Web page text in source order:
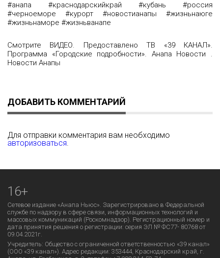
#анапа #краснодарскийкрай #кубань #россия
#черноеморе #курорт #новостианапы #жизньнаюге
#жизньнаморе #жизньванапе
Смотрите ВИДЕО. Предоставлено ТВ «39 КАНАЛ».
Программа «Городские подробности». Анапа Новости .
Новости Анапы
ДОБАВИТЬ КОММЕНТАРИЙ
Для отправки комментария вам необходимо
авторизоваться.
16+
Сетевое издание «Анапа Ньюс». Зарегистрировано в Федеральной
службе по надзору в сфере связи, информационных технологий и
массовых коммуникаций (Роскомнадзор). Регистрационный номер и
дата принятия решения о регистрации: серия ЭЛ № ФС77- 80768 от
09.04.2021г.
Учредитель: Общество с ограниченной ответственностью «39 канал»
(ООО «39 канал»). Адрес редакции: 353444, Краснодарский край, г.